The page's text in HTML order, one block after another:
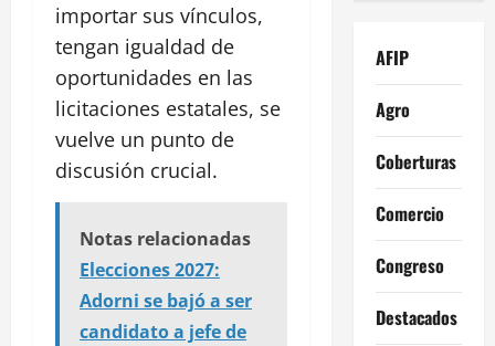
importar sus vínculos,
tengan igualdad de
oportunidades en las
licitaciones estatales, se
vuelve un punto de
discusión crucial.
Notas relacionadas
Elecciones 2027:
Adorni se bajó a ser
candidato a jefe de
AFIP
Agro
Coberturas
Comercio
Congreso
Destacados